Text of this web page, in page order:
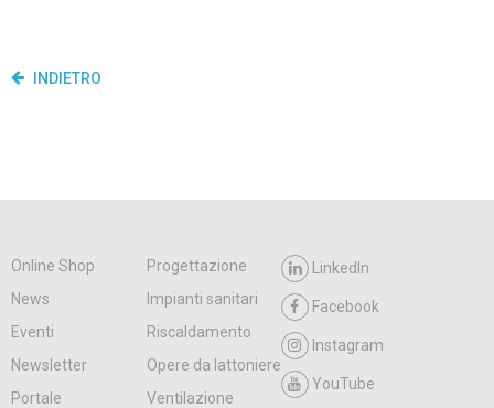
INDIETRO
Online Shop
Progettazione
News
Impianti sanitari
Eventi
Riscaldamento
Newsletter
Opere da lattoniere
Portale
Ventilazione
LinkedIn
Facebook
Instagram
YouTube